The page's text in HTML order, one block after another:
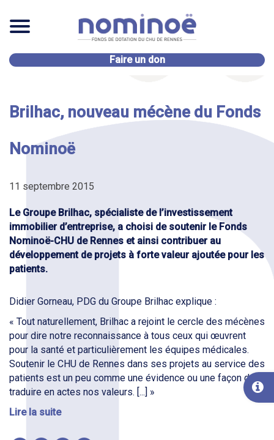
Faire un don
Brilhac, nouveau mécène du Fonds
Nominoë
11 septembre 2015
Le Groupe Brilhac, spécialiste de l’investissement
immobilier d’entreprise, a choisi de soutenir le Fonds
Nominoë-CHU de Rennes et ainsi contribuer au
développement de projets à forte valeur ajoutée pour les
patients.
Didier Gorneau, PDG du Groupe Brilhac explique :
« Tout naturellement, Brilhac a rejoint le cercle des mécènes
pour dire notre reconnaissance à tous ceux qui œuvrent
pour la santé et particulièrement les équipes médicales.
Soutenir le CHU de Rennes dans ses projets au service des
patients est un peu comme une évidence ou une façon de
traduire en actes nos valeurs. [...] »
Lire la suite